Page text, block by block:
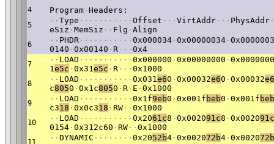
4 Program · Headers:
5 · · Type · · · · · · · · · · · Offset · · · VirtAddr · · · PhysAddr ·
eSiz · MemSiz · · Flg · Align
6 · · PHDR · · · · · · · · · · · 0x000034 · 0x00000034 ·
0140 · 0x00140 · R · · · 0x4
7 · · LOAD · · · · · · · · · · · 0x000000 · 0x00000000 ·
1e5c · 0x31e5c · R · · · 0x1000
8 · · LOAD · · · · · · · · · · · 0x031e60 · 0x00032e60 · 0x00032e6
c8050 · 0x1c8050 · R · E · 0x1000
9 · · LOAD · · · · · · · · · · · 0x1f9eb0 · 0x001f beb0 · 0x001f beb
c318 · 0x0c318 · RW · · 0x1000
10 · · LOAD · · · · · · · · · · · 0x2061c8 · 0x002091c8 · 0x002091c
0154 · 0x312c60 · RW · · 0x1000
11 · · DYNAMIC · · · · · · · · 0x2052b4 · 0x002072b4 · 0x002072b